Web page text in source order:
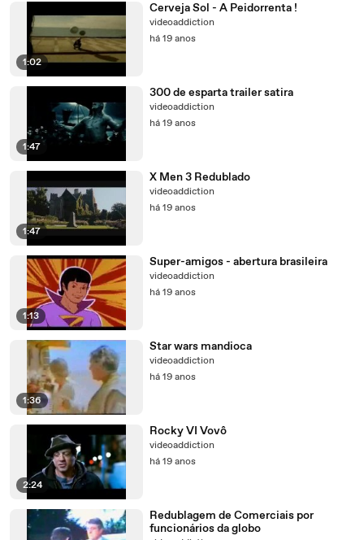
1:02
Cerveja Sol - A Peidorrenta !
videoaddiction
há 19 anos
1:47
300 de esparta trailer satira
videoaddiction
há 19 anos
1:47
X Men 3 Redublado
videoaddiction
há 19 anos
1:13
Super-amigos - abertura brasileira
videoaddiction
há 19 anos
1:36
Star wars mandioca
videoaddiction
há 19 anos
2:24
Rocky VI Vovô
videoaddiction
há 19 anos
Redublagem de Comerciais por
funcionários da globo